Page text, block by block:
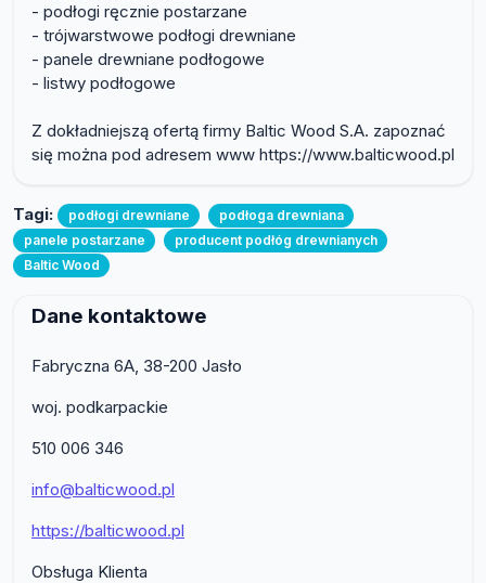
- podłogi ręcznie postarzane
- trójwarstwowe podłogi drewniane
- panele drewniane podłogowe
- listwy podłogowe
Z dokładniejszą ofertą firmy Baltic Wood S.A. zapoznać
się można pod adresem www https://www.balticwood.pl
Tagi: podłogi drewniane
podłoga drewniana
panele postarzane
producent podłóg drewnianych
Baltic Wood
Dane kontaktowe
Fabryczna 6A, 38-200 Jasło
woj. podkarpackie
510 006 346
info@balticwood.pl
https://balticwood.pl
Obsługa Klienta